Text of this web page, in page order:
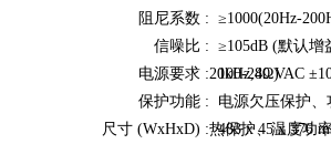
阻尼系数 : ≥1000(20Hz-
信噪比 : ≥105dB (默认增
20kHz,8Ω)
电源要求 :100-240 VAC
保护功能 : 电源欠压保护、
热保护、温度功
尺寸 (WxHxD) :483 x 45 x 376